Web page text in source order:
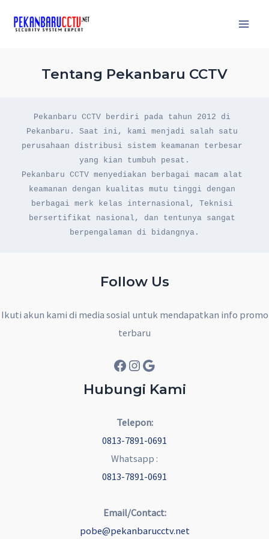
Access Control
Tentang Pekanbaru CCTV
Pekanbaru CCTV berdiri pada tahun 2012 di
Pekanbaru. Saat ini, kami menjadi salah satu
perusahaan distribusi sistem keamanan terbesar
yang kian tumbuh pesat.
Pekanbaru CCTV menyediakan berbagai macam alat
keamanan dengan kualitas mutu tinggi dengan
berbagai merk kelas internasional, Teknisi
bersertifikat nasional, dan tentunya sangat
berpengalaman di bidangnya.
Follow Us
Ikuti akun kami di media sosial untuk mendapatkan info promo
terbaru
Facebook
Instagram
Google
Hubungi Kami
Telepon:
0813-7891-0691
Whatsapp :
0813-7891-0691
Email/Contact:
pobe@pekanbarucctv.net